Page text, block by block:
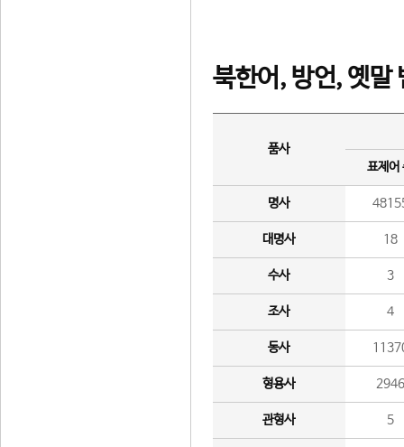
북한어, 방언, 옛말
품사
표제어
명사
대명사 18
수사 3
조사 4
동사
형용사 2946
관형사 5